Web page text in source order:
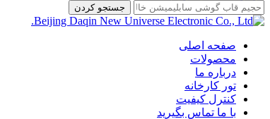
جستجو کردن
صفحه اصلی
محصولات
درباره ما
تور کارخانه
کنترل کیفیت
با ما تماس بگیرید